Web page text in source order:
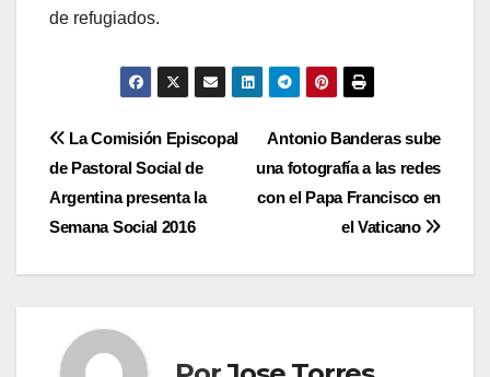
de refugiados.
Navegación
de
entradas
Antonio Banderas sube
una fotografía a las redes
con el Papa Francisco en
el Vaticano
La Comisión Episcopal
de Pastoral Social de
Argentina presenta la
Semana Social 2016